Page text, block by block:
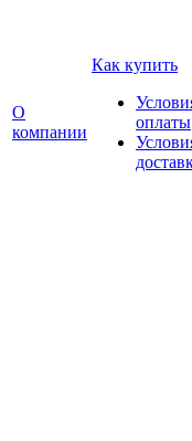
О
компании
Как купить
оплаты